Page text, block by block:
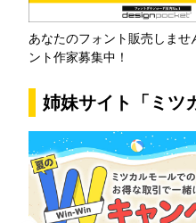
あなたのフォント販売しませ
ント作家募集中！
姉妹サイト「ミツ